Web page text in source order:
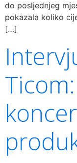
do posljednjeg
pokazala koliko
[…]